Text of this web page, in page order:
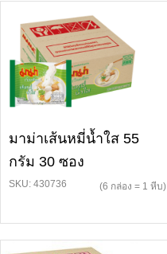
มาม่าเส้นหมี่น้ำใส 55
กรัม 30 ซอง
SKU: 430736 (6 กล่อง = 1 หีบ)